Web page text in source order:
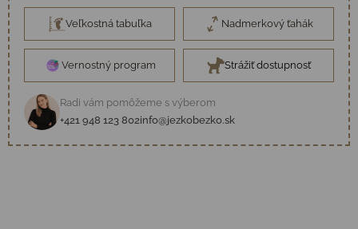
Veľkostná tabuľka Nadmerkový ťahák
Vernostný program Strážiť dostupnosť
Radi vám pomôžeme s výberom
+421 948 123 802info@jezkobezko.sk